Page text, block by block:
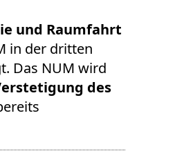
und Raumfahrt
in der dritten
Das NUM wird
des